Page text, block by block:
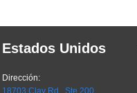
Estados Unidos
Dirección:
18703 Clay Rd., Ste 200